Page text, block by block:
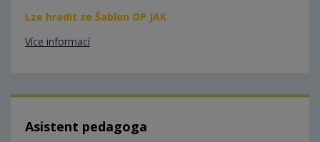
Lze hradit ze Šablon OP JAK
Více informací
Asistent pedagoga